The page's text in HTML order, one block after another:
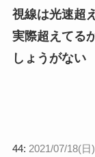
視線は光速超
実際超えてる
しょうがない
44: 2021/07/18(